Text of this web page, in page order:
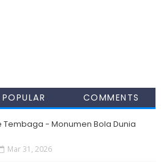
POPULAR COMMENTS
Tembaga - Monumen Bola Dunia
Mar 31, 2026